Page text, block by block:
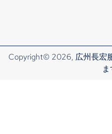
Copyright© 2026, 広州長宏